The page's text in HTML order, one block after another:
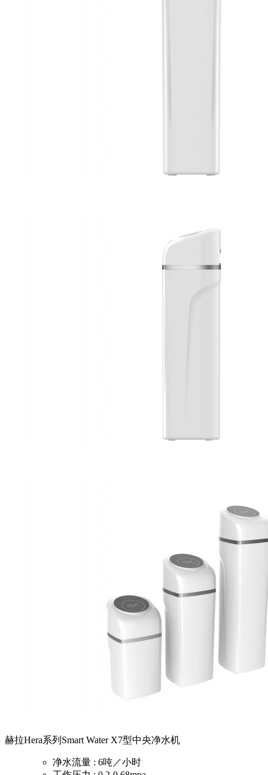
赫拉Hera系列Smart Water X7型中央净水机
净水流量 : 6吨／小时